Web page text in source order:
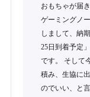
おもちゃが届
ゲーミングノ
しまして、納
25日到着予定
です。 そして
積み、生協に
のでいい、と